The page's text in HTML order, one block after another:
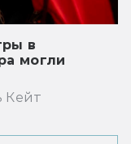
в
могли
Кейт